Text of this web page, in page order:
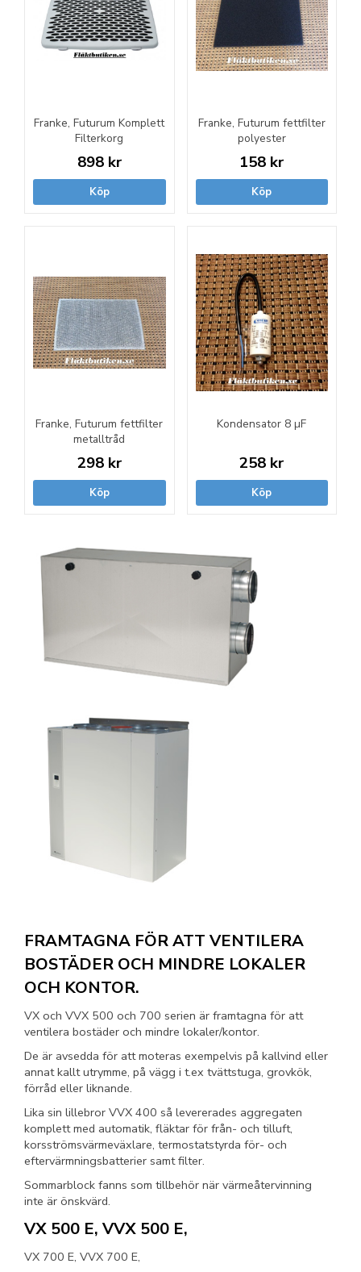
Franke, Futurum Komplett
Filterkorg
898 kr
Köp
Franke, Futurum fettfilter
polyester
158 kr
Köp
Franke, Futurum fettfilter
metalltråd
298 kr
Köp
Kondensator 8 µF
258 kr
Köp
FRAMTAGNA FÖR ATT VENTILERA
BOSTÄDER OCH MINDRE LOKALER
OCH KONTOR.
VX och VVX 500 och 700 serien är framtagna för att
ventilera bostäder och mindre lokaler/kontor.
De är avsedda för att moteras exempelvis på kallvind eller
annat kallt utrymme, på vägg i t.ex tvättstuga, grovkök,
förråd eller liknande.
Lika sin lillebror VVX 400 så levererades aggregaten
komplett med automatik, fläktar för från- och tilluft,
korsströmsvärmeväxlare, termostatstyrda för- och
eftervärmningsbatterier samt filter.
Sommarblock fanns som tillbehör när värmeåtervinning
inte är önskvärd.
VX 500 E, VVX 500 E,
VX 700 E, VVX 700 E,